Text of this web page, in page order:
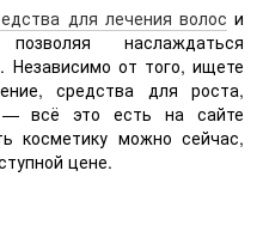
для лечения волос и
наслаждаться
Независимо от того, ищете
средства для роста,
всё это есть на сайте
косметику можно сейчас,
цене.